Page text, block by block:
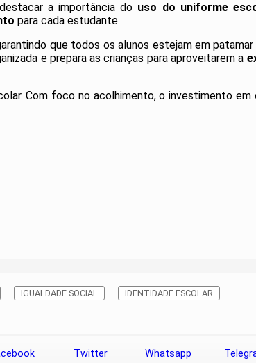
a importância do uso do uniforme
para cada estudante.
que todos os alunos estejam em patamar
e prepara as crianças para aproveitarem a
Com foco no acolhimento, o investimento
IGUALDADE SOCIAL IDENTIDADE ESCOLAR
Twitter Whatsapp